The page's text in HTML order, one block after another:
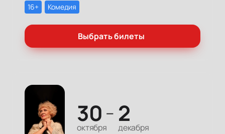
16+ Комедия
Выбрать билеты
30
октября
— 2
декабря